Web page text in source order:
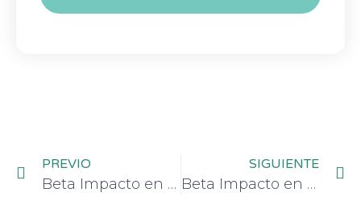
PREVIO
Beta Impacto en la Startup Night de German Accelerator: Conectando ecosistemas de innovación
SIGUIENTE
Beta Impacto en AVPN Conference 2024 en Emiratos Árabes.